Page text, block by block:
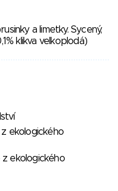
a limetky. Sycený,
klikva velkoplodá)
ekologického
ekologického